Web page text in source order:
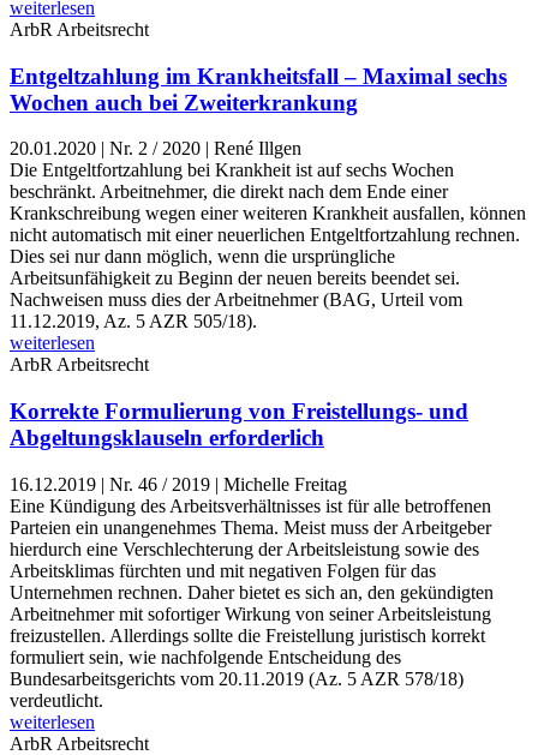
weiterlesen
ArbR Arbeitsrecht
Entgeltzahlung im Krankheitsfall – Maximal sechs
Wochen auch bei Zweiterkrankung
20.01.2020 | Nr. 2 / 2020 | René Illgen
Die Entgeltfortzahlung bei Krankheit ist auf sechs Wochen
beschränkt. Arbeitnehmer, die direkt nach dem Ende einer
Krankschreibung wegen einer weiteren Krankheit ausfallen, können
nicht automatisch mit einer neuerlichen Entgeltfortzahlung rechnen.
Dies sei nur dann möglich, wenn die ursprüngliche
Arbeitsunfähigkeit zu Beginn der neuen bereits beendet sei.
Nachweisen muss dies der Arbeitnehmer (BAG, Urteil vom
11.12.2019, Az. 5 AZR 505/18).
weiterlesen
ArbR Arbeitsrecht
Korrekte Formulierung von Freistellungs- und
Abgeltungsklauseln erforderlich
16.12.2019 | Nr. 46 / 2019 | Michelle Freitag
Eine Kündigung des Arbeitsverhältnisses ist für alle betroffenen
Parteien ein unangenehmes Thema. Meist muss der Arbeitgeber
hierdurch eine Verschlechterung der Arbeitsleistung sowie des
Arbeitsklimas fürchten und mit negativen Folgen für das
Unternehmen rechnen. Daher bietet es sich an, den gekündigten
Arbeitnehmer mit sofortiger Wirkung von seiner Arbeitsleistung
freizustellen. Allerdings sollte die Freistellung juristisch korrekt
formuliert sein, wie nachfolgende Entscheidung des
Bundesarbeitsgerichts vom 20.11.2019 (Az. 5 AZR 578/18)
verdeutlicht.
weiterlesen
ArbR Arbeitsrecht